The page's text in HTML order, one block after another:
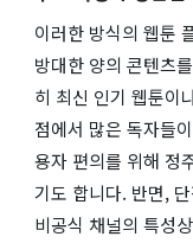
이러한 방식의 웹툰
방대한 양의 콘텐츠
히 최신 인기 웹툰이
점에서 많은 독자들
용자 편의를 위해 정
기도 합니다. 반면,
비공식 채널의 특성